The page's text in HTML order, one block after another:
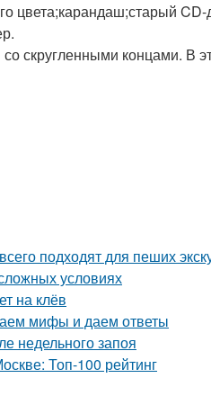
цвета;карандаш;старый
скругленными концами. В
подходят для пеших
условиях
на клёв
мифы и даем ответы
недельного запоя
Топ-100 рейтинг